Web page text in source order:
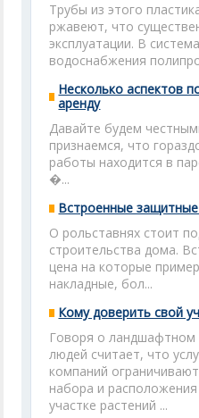
Трубы из этого
ржавеют, что
эксплуатации. В
водоснабжения
Несколько аспектов
аренду
Давайте будем
признаемся, что
работы находится в
�...
Встроенные
О рольставнях стоит
строительства дома.
цена на которые
накладные, бол...
Кому доверить свой
Говоря о ландшафтном
людей считает, что
компаний
набора и
участке растений ...